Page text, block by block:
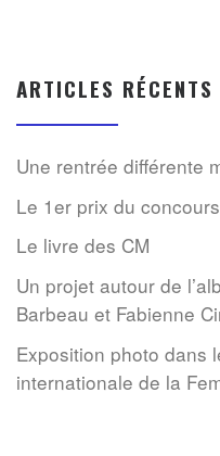
ARTICLES RÉCENTS
Une rentrée différente
Le 1er prix du
Le livre des CM
Un projet autour de
Barbeau et Fabienne
Exposition photo dans
internationale de la